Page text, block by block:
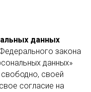
данных
закона
данных»
своей
согласие на